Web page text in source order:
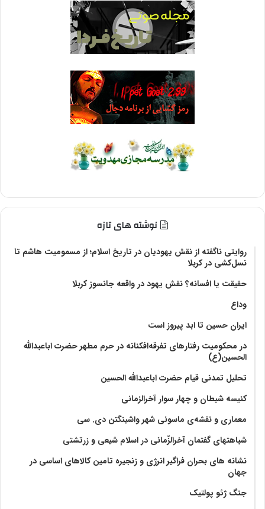
نوشته های تازه
روایتی ناگفته از نقش یهودیان در تاریخ اسلام؛ از مسمومیت هاشم تا
نسل‌کشی در کربلا
حقیقت یا افسانه؟‌ نقش یهود در واقعه جانسوز کربلا
وداع
ایران حسین تا ابد پیروز است
در محکومیت رفتارهای تفرقه‌افکنانه در حرم مطهر حضرت اباعبدالله
الحسین(ع)
تحلیل تمدنی قیام حضرت اباعبدالله الحسین
کنیسه شیطان و چهار سوار آخرالزمانی
معماری و نقشه‌ی ماسونی شهر واشينگتن دی. سی
شباهتهای گفتمان آخر‌الزّمانی در اسلام شیعی و زرتشتی
نشانه های بحران فراگیر انرژی و زنجیره تامین کالاهای اساسی در
جهان
جنگ ژئو پولتیک